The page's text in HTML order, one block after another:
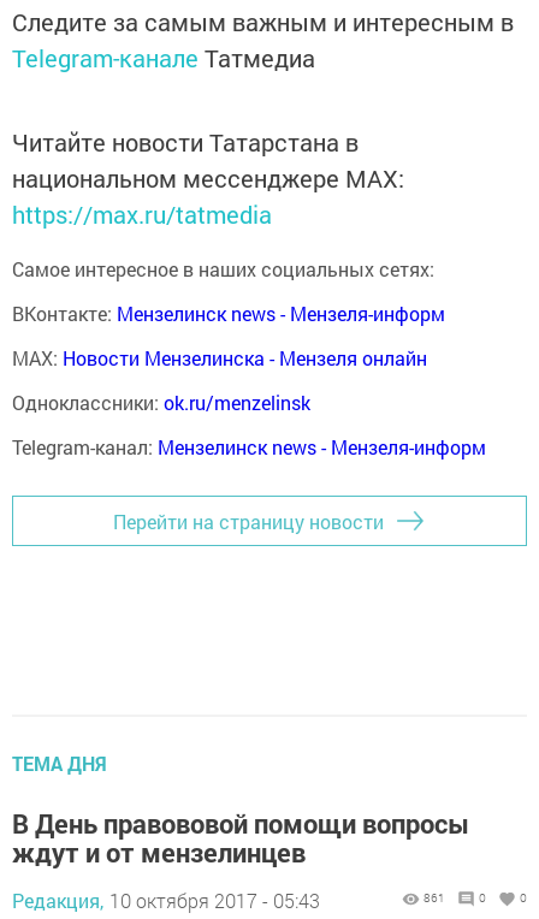
Следите за самым важным и интересным в
Telegram-канале Татмедиа
Читайте новости Татарстана в
национальном мессенджере MАХ:
https://max.ru/tatmedia
Самое интересное в наших социальных сетях:
ВКонтакте: Мензелинск news - Мензеля-информ
MAX: Новости Мензелинска - Мензеля онлайн
Одноклассники: ok.ru/menzelinsk
Telegram-канал: Мензелинск news - Мензеля-информ
Перейти на страницу новости
ТЕМА ДНЯ
В День правововой помощи вопросы
ждут и от мензелинцев
Редакция, 10 октября 2017 - 05:43 861 0 0